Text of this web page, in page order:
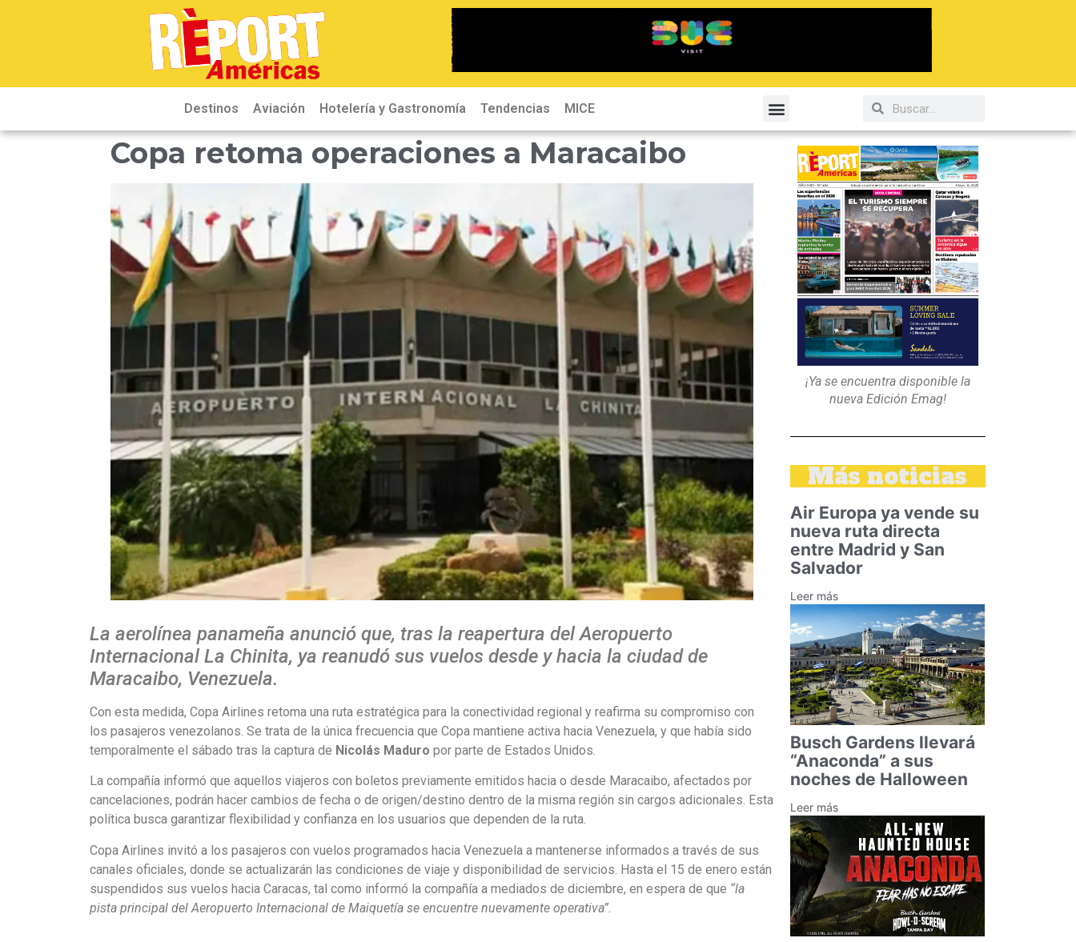
Destinos Aviación Hotelería y Gastronomía Tendencias MICE
Copa retoma operaciones a Maracaibo
La aerolínea panameña anunció que, tras la reapertura del Aeropuerto
Internacional La Chinita, ya reanudó sus vuelos desde y hacia la ciudad de
Maracaibo, Venezuela.
Con esta medida, Copa Airlines retoma una ruta estratégica para la conectividad regional y reafirma su compromiso con
los pasajeros venezolanos. Se trata de la única frecuencia que Copa mantiene activa hacia Venezuela, y que había sido
temporalmente el sábado tras la captura de Nicolás Maduro por parte de Estados Unidos.
La compañía informó que aquellos viajeros con boletos previamente emitidos hacia o desde Maracaibo, afectados por
cancelaciones, podrán hacer cambios de fecha o de origen/destino dentro de la misma región sin cargos adicionales. Esta
política busca garantizar flexibilidad y confianza en los usuarios que dependen de la ruta.
Copa Airlines invitó a los pasajeros con vuelos programados hacia Venezuela a mantenerse informados a través de sus
canales oficiales, donde se actualizarán las condiciones de viaje y disponibilidad de servicios. Hasta el 15 de enero están
suspendidos sus vuelos hacia Caracas, tal como informó la compañía a mediados de diciembre, en espera de que “la
pista principal del Aeropuerto Internacional de Maiquetía se encuentre nuevamente operativa”.
¡Ya se encuentra disponible la
nueva Edición Emag!
Más noticias
Air Europa ya vende su
nueva ruta directa
entre Madrid y San
Salvador
Leer más
Busch Gardens llevará
“Anaconda” a sus
noches de Halloween
Leer más